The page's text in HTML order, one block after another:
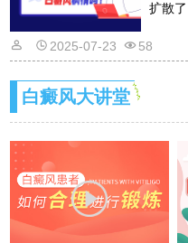
扩散
其反
2025-07-23 58
白癜风大讲堂